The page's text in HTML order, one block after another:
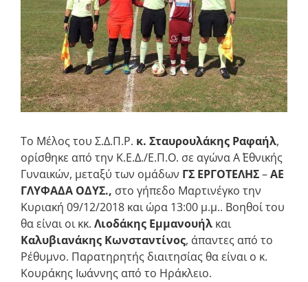
Το Μέλος του Σ.Δ.Π.Ρ. κ. Σταυρουλάκης Ραφαήλ,
ορίσθηκε από την Κ.Ε.Δ./Ε.Π.Ο. σε αγώνα A΄ Εθνικής
Γυναικών, μεταξύ των ομάδων ΓΣ ΕΡΓΟΤΕΛΗΣ–ΑΕ
ΓΛΥΦΑΔΑ ΟΔΥΣ., στο γήπεδο Μαρτινέγκο την
Κυριακή 09/12/2018 και ώρα 13:00 μ.μ.. Βοηθοί του
θα είναι οι κκ. Λιοδάκης Εμμανουήλ και
Καλυβιανάκης Κωνσταντίνος, άπαντες από το
Ρέθυμνο. Παρατηρητής διαιτησίας θα είναι ο κ.
Κουράκης Ιωάννης από το Ηράκλειο.